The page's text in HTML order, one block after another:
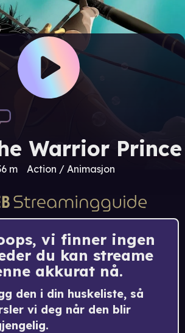
Warrior Prince
m Action / Animasjon
vi finner ingen
du kan streame
akkurat nå.
den i din huskeliste, så
vi deg når den blir